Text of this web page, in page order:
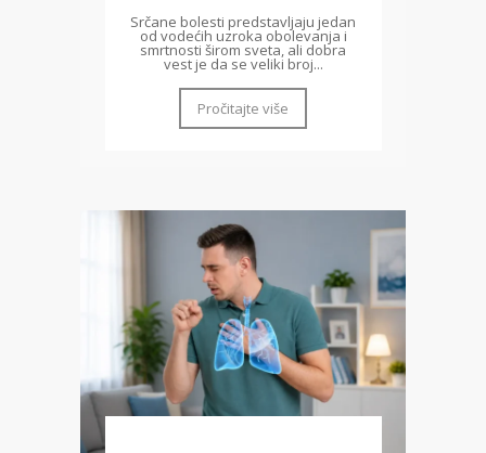
Srčane bolesti predstavljaju jedan
od vodećih uzroka obolevanja i
smrtnosti širom sveta, ali dobra
vest je da se veliki broj...
Pročitajte više